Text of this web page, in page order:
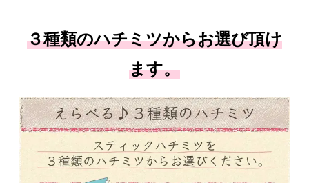
３種類のハチミツからお選び頂け
ます。